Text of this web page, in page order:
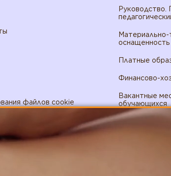
файлов cookie
Руководство.
Материально-
оснащенность
Платные
Финансово-
Вакантные
обучающихся
Доступная
Политика в